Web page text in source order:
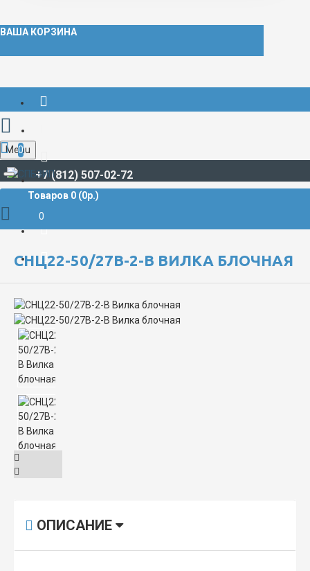
ВАША КОРЗИНА
+7 (812) 507-02-72
Menu
0
Товаров 0 (0р.)
0
РАЗЪЁМЫ СУДОВЫЕ
СНЦ22-50/27В-2-В ВИЛКА БЛОЧНАЯ
ОПИСАНИЕ